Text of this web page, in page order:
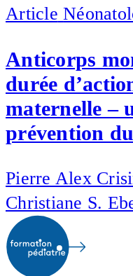
Article
Anticorps
durée
maternelle –
prévention
Pierre Alex
Christiane S.